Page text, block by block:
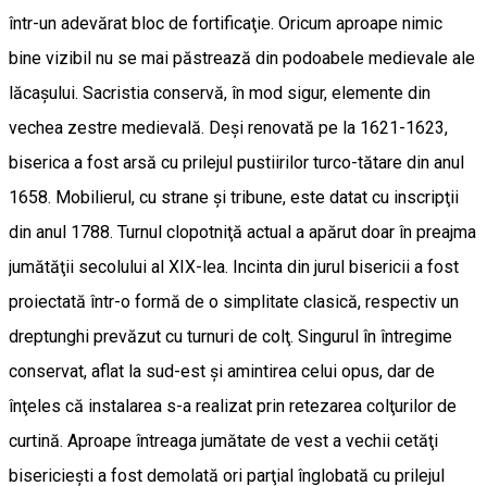
într-un adevărat bloc de fortificaţie. Oricum aproape nimic
bine vizibil nu se mai păstrează din podoabele medievale ale
lăcaşului. Sacristia conservă, în mod sigur, elemente din
vechea zestre medievală. Deşi renovată pe la 1621-1623,
biserica a fost arsă cu prilejul pustiirilor turco-tătare din anul
1658. Mobilierul, cu strane şi tribune, este datat cu inscripţii
din anul 1788. Turnul clopotniţă actual a apărut doar în preajma
jumătăţii secolului al XIX-lea. Incinta din jurul bisericii a fost
proiectată într-o formă de o simplitate clasică, respectiv un
dreptunghi prevăzut cu turnuri de colţ. Singurul în întregime
conservat, aflat la sud-est şi amintirea celui opus, dar de
înţeles că instalarea s-a realizat prin retezarea colţurilor de
curtină. Aproape întreaga jumătate de vest a vechii cetăţi
bisericieşti a fost demolată ori parţial înglobată cu prilejul